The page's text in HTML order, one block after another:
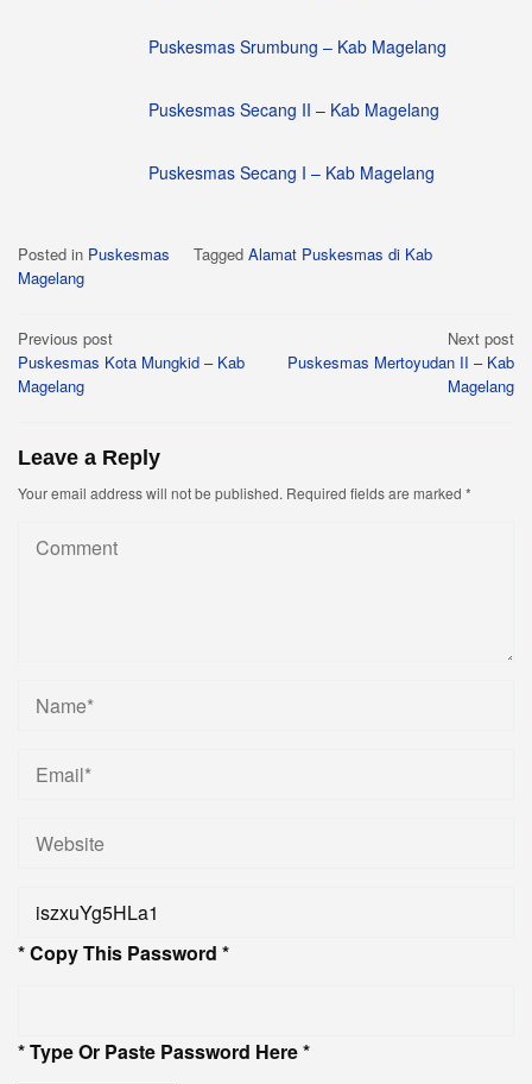
Puskesmas Srumbung – Kab Magelang
Puskesmas Secang II – Kab Magelang
Puskesmas Secang I – Kab Magelang
Posted in Puskesmas Tagged Alamat Puskesmas di Kab
Magelang
Post
navigation
Previous post
Puskesmas Kota Mungkid – Kab
Magelang
Next post
Puskesmas Mertoyudan II – Kab
Magelang
Leave a Reply
Your email address will not be published. Required fields are marked *
* Copy This Password *
* Type Or Paste Password Here *